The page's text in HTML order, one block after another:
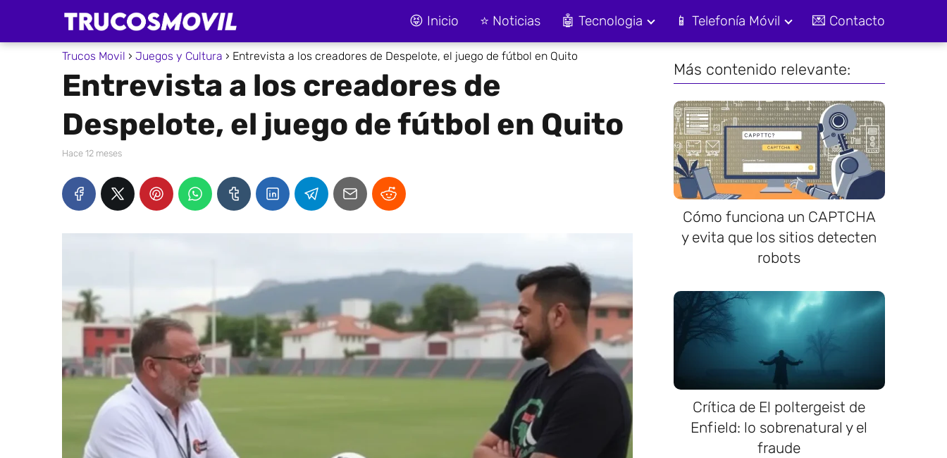
😝 Inicio ⭐ Noticias 🤖 Tecnologia 📱 Telefonía Móvil 💌 Contacto
Trucos Movil Juegos y Cultura Entrevista a los creadores de Despelote, el juego de fútbol en Quito
Entrevista a los creadores de
Despelote, el juego de fútbol en Quito
hace 12 meses
Más contenido relevante:
Cómo funciona un CAPTCHA
y evita que los sitios detecten
robots
Crítica de El poltergeist de
Enfield: lo sobrenatural y el
fraude